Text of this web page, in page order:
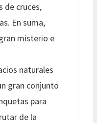
de cruces,
En suma,
misterio e
naturales
gran conjunto
para
de la